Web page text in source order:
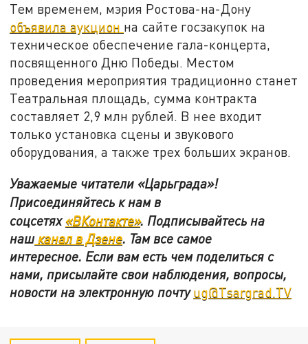
Тем временем, мэрия Ростова-на-Дону
объявила аукцион на сайте госзакупок на
техническое обеспечение гала-концерта,
посвященного Дню Победы. Местом
проведения мероприятия традиционно станет
Театральная площадь, сумма контракта
составляет 2,9 млн рублей. В нее входит
только установка сцены и звукового
оборудования, а также трех больших экранов.
Уважаемые читатели «Царьграда»!
Присоединяйтесь к нам в
соцсетях«ВКонтакте». Подписывайтесь на
нашканал в Дзене. Там все самое
интересное. Если вам есть чем поделиться с
нами, присылайте свои наблюдения, вопросы,
новости на электронную почтуug@Tsargrad.TV